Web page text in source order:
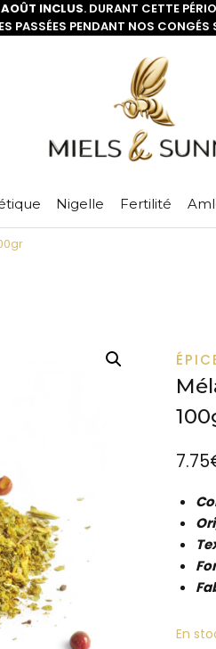
INCLUS. DURANT CETTE
PASSÉES PENDANT NOS CONGÉS
Nigelle Fertilité
7.75
En